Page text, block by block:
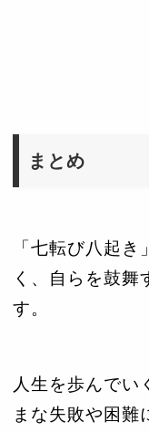
まとめ
「七転び八起
く、自らを鼓舞
す。
人生を歩んでい
まな失敗や困難